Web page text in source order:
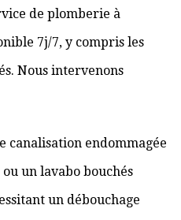
de plomberie à
7j/7, y compris les
Nous intervenons
canalisation endommagée
un lavabo bouchés
un débouchage